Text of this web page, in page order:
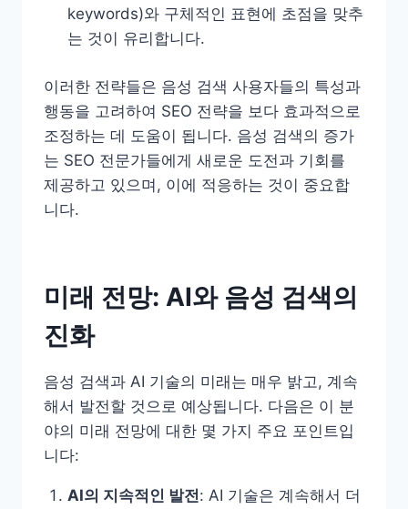
keywords)와 구체적인 표현에 초점을 맞추
는 것이 유리합니다.
이러한 전략들은 음성 검색 사용자들의 특성과
행동을 고려하여 SEO 전략을 보다 효과적으로
조정하는 데 도움이 됩니다. 음성 검색의 증가
는 SEO 전문가들에게 새로운 도전과 기회를
제공하고 있으며, 이에 적응하는 것이 중요합
니다.
미래 전망: AI와 음성 검색의
진화
음성 검색과 AI 기술의 미래는 매우 밝고, 계속
해서 발전할 것으로 예상됩니다. 다음은 이 분
야의 미래 전망에 대한 몇 가지 주요 포인트입
니다:
AI의 지속적인 발전: AI 기술은 계속해서 더